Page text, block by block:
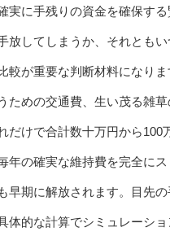
に手残りの資金を確保する
放してしまうか、それとも
較が重要な判断材料になり
ための交通費、生い茂る雑
だけで合計数十万円から
年の確実な維持費を完全に
早期に解放されます。目先
的な計算でシミュレーシ